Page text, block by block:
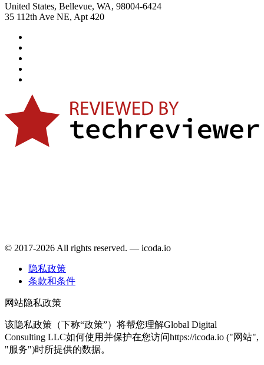
United States, Bellevue, WA, 98004-6424
35 112th Ave NE, Apt 420
© 2017-2026 All rights reserved. — icoda.io
隐私政策
条款和条件
网站隐私政策
该隐私政策（下称“政策”）将帮您理解Global Digital
Consulting LLC如何使用并保护在您访问https://icoda.io ("网站",
"服务")时所提供的数据。